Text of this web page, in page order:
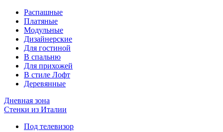
Распашные
Платяные
Модульные
Дизайнерские
Для гостиной
В спальню
Для прихожей
В стиле Лофт
Деревянные
Дневная зона
Стенки из Италии
Под телевизор